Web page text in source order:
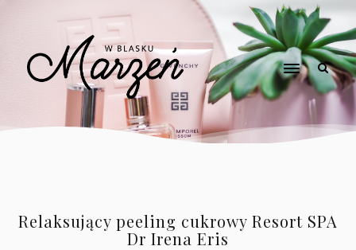
Relaksujący peeling cukrowy Resort SPA
Dr Irena Eris